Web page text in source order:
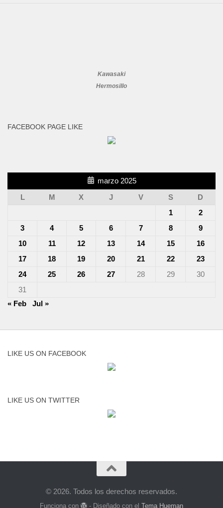
Kawasaki
Hermosillo
FACEBOOK PAGE LIKE
marzo 2025
L
M X J V S
D
1
2
3
4 5 6 7 8
9
10
11 12 13 14 15
16
17
18 19 20 21 22
23
24
25 26 27 28 29
30
31
« Feb
Jul »
LIKE US ON FACEBOOK
LIKE US ON TWITTER
© 2026. Todos los derechos reservados.
Funciona con - Diseñado con elTema Hueman